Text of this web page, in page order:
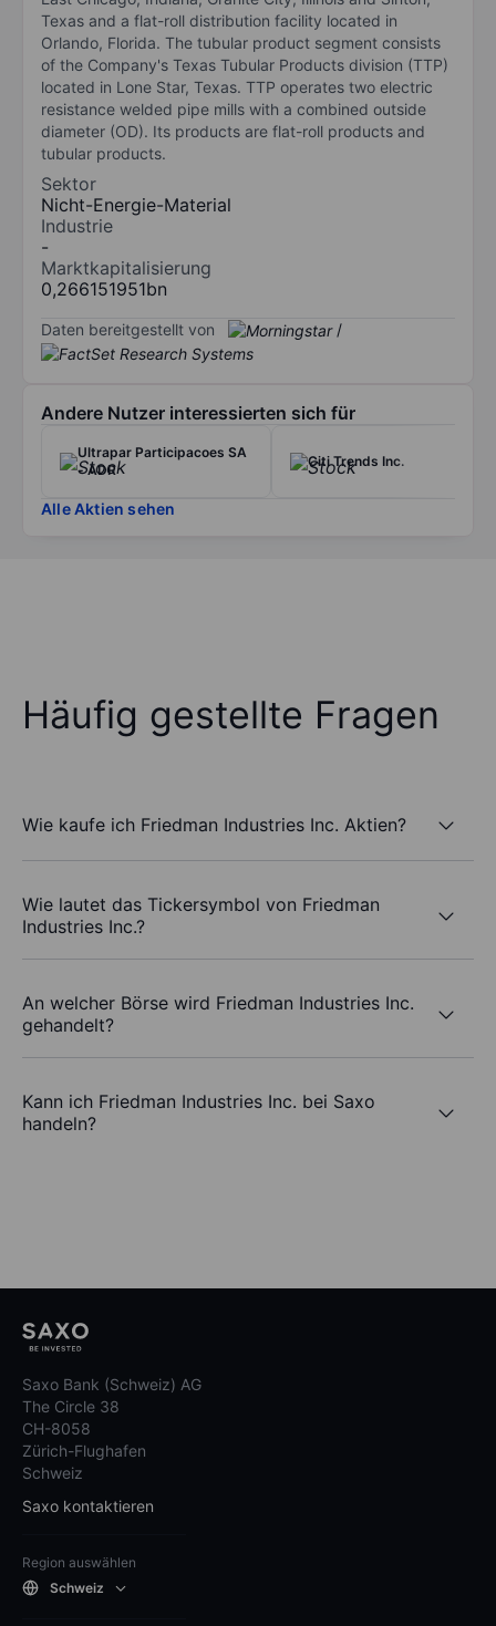
Texas and a flat-roll distribution facility located in
Orlando, Florida. The tubular product segment consists
of the Company's Texas Tubular Products division (TTP)
located in Lone Star, Texas. TTP operates two electric
resistance welded pipe mills with a combined outside
diameter (OD). Its products are flat-roll products and
tubular products.
Sektor
Nicht-Energie-Material
Industrie
-
Marktkapitalisierung
0,266151951bn
Daten bereitgestellt von /
Andere Nutzer interessierten sich für
Ultrapar Participacoes SA
- ADR
Citi Trends Inc.
Alle Aktien sehen
Häufig gestellte Fragen
Wie kaufe ich Friedman Industries Inc. Aktien?
Wie lautet das Tickersymbol von Friedman
Industries Inc.?
An welcher Börse wird Friedman Industries Inc.
gehandelt?
Kann ich Friedman Industries Inc. bei Saxo
handeln?
Saxo Bank (Schweiz) AG
The Circle 38
CH-8058
Zürich-Flughafen
Schweiz
Saxo kontaktieren
Region auswählen
Schweiz